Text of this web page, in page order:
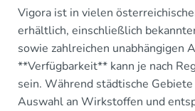
Vigora ist in vielen
erhältlich, einschließlich
sowie zahlreichen unabhängigen
**Verfügbarkeit** kann je nach
sein. Während städtische
Auswahl an Wirkstoffen und